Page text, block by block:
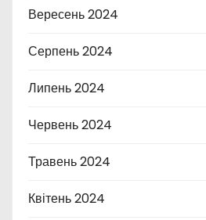
Вересень 2024
Серпень 2024
Липень 2024
Червень 2024
Травень 2024
Квітень 2024